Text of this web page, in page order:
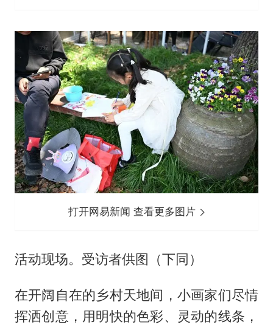
打开网易新闻 查看更多图片
活动现场。受访者供图（下同）
在开阔自在的乡村天地间，小画家们尽情
挥洒创意，用明快的色彩、灵动的线条，